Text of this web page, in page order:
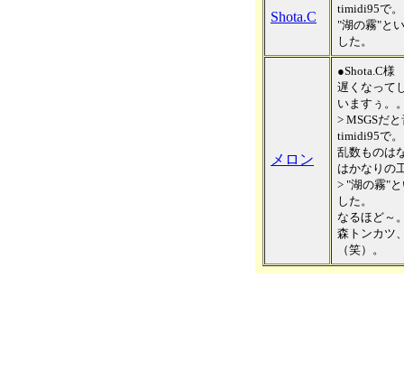
Shota.C
timidi95で。
"湖の霧"と
した。
メロン
●Shota.C様
遅くなって
いますぅ。
> MSGSだ
timidi95で。
乱数ものは
はかなりの
> "湖の霧"
した。
なるほど～
森トンカツ
（笑）。